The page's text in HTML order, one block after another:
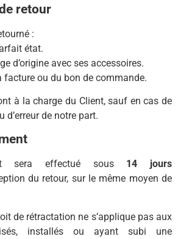
retour
:
état.
d’origine avec ses accessoires.
facture ou du bon de commande.
à la charge du Client, sauf en cas de
d’erreur de notre part.
sera effectué sous 14 jours
du retour, sur le même moyen de
de rétractation ne s’applique pas aux
installés ou ayant subi une